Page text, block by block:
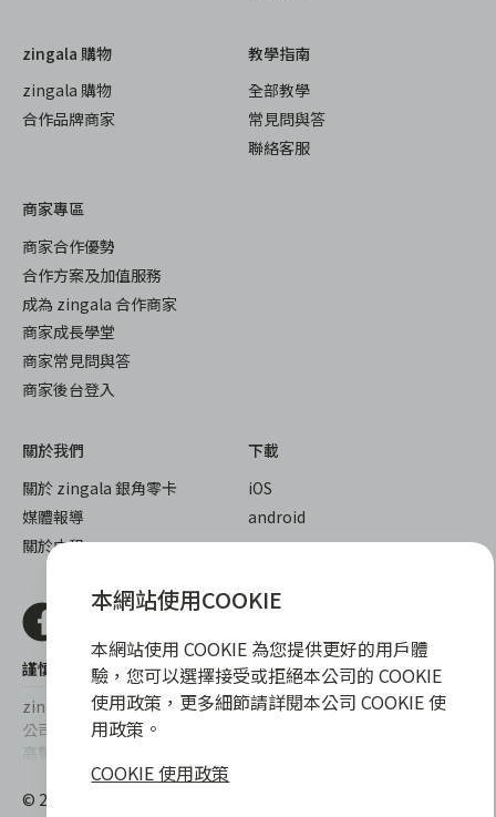
zingala 購物
zingala 購物
合作品牌商家
教學指南
全部教學
常見問與答
聯絡客服
商家專區
商家合作優勢
合作方案及加值服務
成為 zingala 合作商家
商家成長學堂
商家常見問與答
商家後台登入
關於我們
關於 zingala 銀角零卡
媒體報導
關於中租
下載
iOS
android
謹慎衡量自身財務狀況，理性理財最安心
zingala銀角零卡/仲信資融沒有代辦公司及代辦業務，也未與代辦
公司合作，更不會要求您提供實體銀行提款卡或實體信用卡，請提
高警覺，勿受騙上當！
提醒您，消費前請審慎評估財務狀況，理性理財最安心。總費用年
百分率區間為0%~15.9%，實際費用率，仍以各合作商家提供之商
© 2022 仲信資融股份有限公司 Chailease Consumer Finance
本網站使用COOKIE
本網站使用 COOKIE 為您提供更好的用戶體
驗，您可以選擇接受或拒絕本公司的 COOKIE
使用政策，更多細節請詳閱本公司 COOKIE 使
用政策。
COOKIE 使用政策